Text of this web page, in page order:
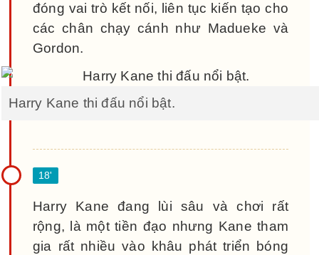
đóng vai trò kết nối, liên tục kiến tạo cho
các chân chạy cánh như Madueke và
Gordon.
Harry Kane thi đấu nổi bật.
Harry Kane đang lùi sâu và chơi rất
rộng, là một tiền đạo nhưng Kane tham
gia rất nhiều vào khâu phát triển bóng